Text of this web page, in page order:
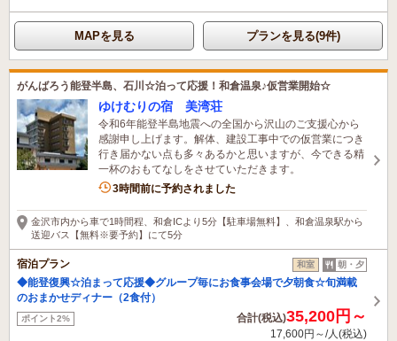
MAPを見る プランを見る(9件)
がんばろう能登半島、石川☆泊って応援！和倉温泉♪仮営業開始☆
ゆけむりの宿 美湾荘
令和6年能登半島地震への全国から沢山のご支援心から
感謝申し上げます。解体、建設工事中での仮営業につき
行き届かない点も多々あるかと思いますが、今できる精
一杯のおもてなしをさせていただきます。
4名がこの宿を見ています
3時間前に予約されました
金沢市内から車で1時間程、和倉ICより5分【駐車場無料】、和倉温泉駅から
送迎バス【無料※要予約】にて5分
宿泊プラン 和室 朝・夕
◆能登復興☆泊まって応援◆グループ毎にお食事会場で夕朝食☆旬満載
のおまかせディナー（2食付）
ポイント2% 合計(税込)35,200円～
17,600円～/人(税込)